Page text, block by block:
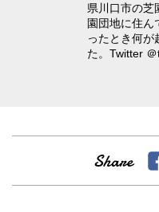
県川口市の芝
園団地に住ん
ったとき何が
た。Twitter